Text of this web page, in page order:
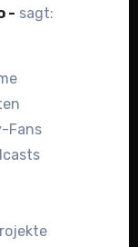
- sagt:
Fans